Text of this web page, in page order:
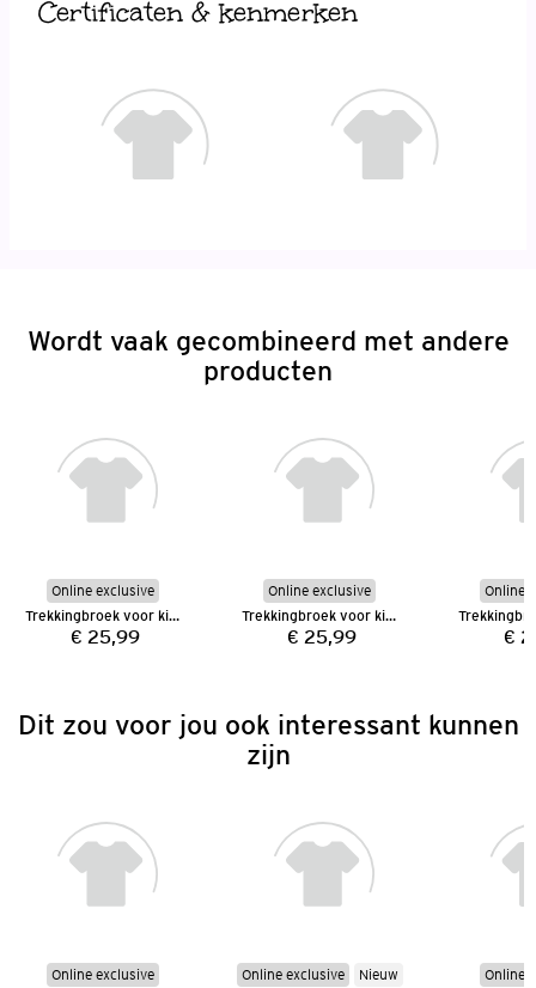
Certificaten & kenmerken
Wordt vaak gecombineerd met andere
producten
Online exclusive
Trekkingbroek voor kinderen
Prijs:
€ 25,99
Online exclusive
Trekkingbroek voor kinderen
Prijs:
€ 25,99
Online
€
Dit zou voor jou ook interessant kunnen
zijn
Online exclusive
Online exclusive
Nieuw
Online